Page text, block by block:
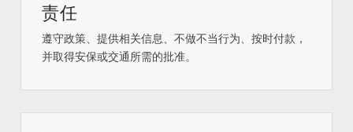
责任
遵守政策、提供相关信息、不做不当行为、按时付款，
并取得安保或交通所需的批准。